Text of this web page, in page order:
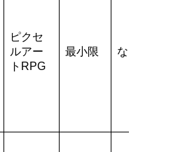
ピクセ
ルアー
トRPG
最小限 なし